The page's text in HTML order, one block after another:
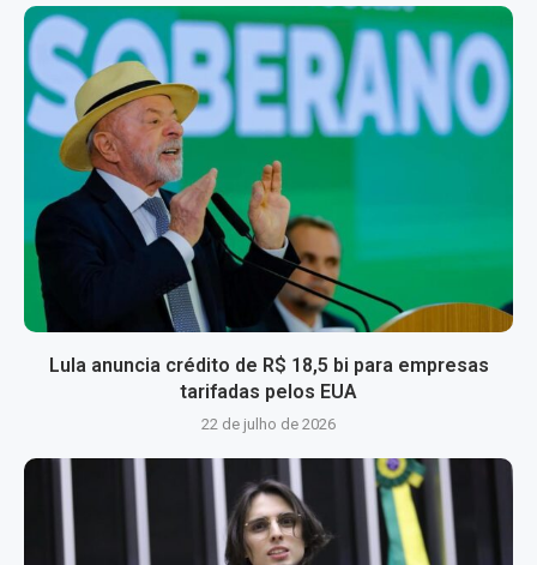
Lula anuncia crédito de R$ 18,5 bi para empresas
tarifadas pelos EUA
22 de julho de 2026